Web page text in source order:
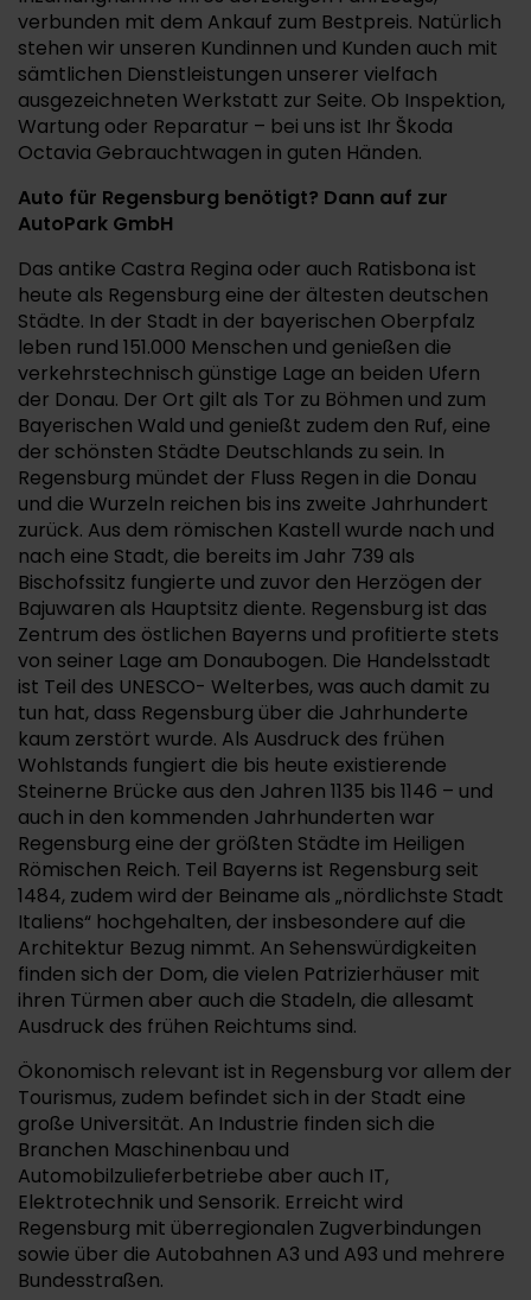
verbunden mit dem Ankauf zum Bestpreis. Natürlich
stehen wir unseren Kundinnen und Kunden auch mit
sämtlichen Dienstleistungen unserer vielfach
ausgezeichneten Werkstatt zur Seite. Ob Inspektion,
Wartung oder Reparatur – bei uns ist Ihr Škoda
Octavia Gebrauchtwagen in guten Händen.
Auto für Regensburg benötigt? Dann auf zur
AutoPark GmbH
Das antike Castra Regina oder auch Ratisbona ist
heute als Regensburg eine der ältesten deutschen
Städte. In der Stadt in der bayerischen Oberpfalz
leben rund 151.000 Menschen und genießen die
verkehrstechnisch günstige Lage an beiden Ufern
der Donau. Der Ort gilt als Tor zu Böhmen und zum
Bayerischen Wald und genießt zudem den Ruf, eine
der schönsten Städte Deutschlands zu sein. In
Regensburg mündet der Fluss Regen in die Donau
und die Wurzeln reichen bis ins zweite Jahrhundert
zurück. Aus dem römischen Kastell wurde nach und
nach eine Stadt, die bereits im Jahr 739 als
Bischofssitz fungierte und zuvor den Herzögen der
Bajuwaren als Hauptsitz diente. Regensburg ist das
Zentrum des östlichen Bayerns und profitierte stets
von seiner Lage am Donaubogen. Die Handelsstadt
ist Teil des UNESCO- Welterbes, was auch damit zu
tun hat, dass Regensburg über die Jahrhunderte
kaum zerstört wurde. Als Ausdruck des frühen
Wohlstands fungiert die bis heute existierende
Steinerne Brücke aus den Jahren 1135 bis 1146 – und
auch in den kommenden Jahrhunderten war
Regensburg eine der größten Städte im Heiligen
Römischen Reich. Teil Bayerns ist Regensburg seit
1484, zudem wird der Beiname als „nördlichste Stadt
Italiens“ hochgehalten, der insbesondere auf die
Architektur Bezug nimmt. An Sehenswürdigkeiten
finden sich der Dom, die vielen Patrizierhäuser mit
ihren Türmen aber auch die Stadeln, die allesamt
Ausdruck des frühen Reichtums sind.
Ökonomisch relevant ist in Regensburg vor allem der
Tourismus, zudem befindet sich in der Stadt eine
große Universität. An Industrie finden sich die
Branchen Maschinenbau und
Automobilzulieferbetriebe aber auch IT,
Elektrotechnik und Sensorik. Erreicht wird
Regensburg mit überregionalen Zugverbindungen
sowie über die Autobahnen A3 und A93 und mehrere
Bundesstraßen.